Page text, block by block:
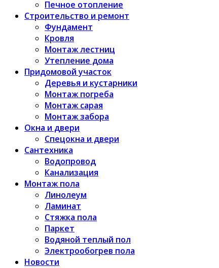
Печное отопление
Строительство и ремонт
Фундамент
Кровля
Монтаж лестниц
Утепление дома
Придомовой участок
Деревья и кустарники
Монтаж погреба
Монтаж сарая
Монтаж забора
Окна и двери
Спецокна и двери
Сантехника
Водопровод
Канализация
Монтаж пола
Линолеум
Ламинат
Стяжка пола
Паркет
Водяной теплый пол
Электрообогрев пола
Новости